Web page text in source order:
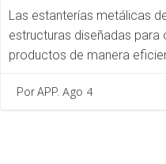
Las estanterías metálicas
estructuras diseñadas para
productos de manera
Por APP. Ago 4